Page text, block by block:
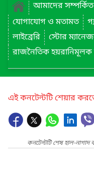
আমাদের সম্পর্কিত
যোগাযোগ ও মতামত
লাইব্রেরি
স্টোর
রাজনৈতিক হয়রানিমূলক
এই কনটেন্টটি শেয়ার
কনটেন্টটি শেষ হাল-